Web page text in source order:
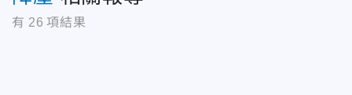
有 26 項結果